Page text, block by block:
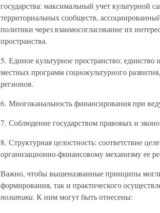
государства: максимальный учет культурной
территориальных сообществ,
политики через взаимосогласование их
пространства.
5. Единое культурное пространство;
местных программ социокультурного
регионов.
6. Многоканальность финансирования при
7. Соблюдение государством правовых и
8. Структурная целостность: соответствие
организационно-финансовому механизму ее
Важно, чтобы вышеназванные принципы
формирования, так и практического
политики. К ним могут быть отнесены: